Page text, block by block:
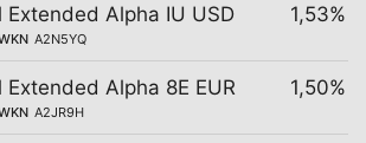
Extended Alpha IU USD
A2N5YQ
1,53%
Alpha 8E EUR
A2JR9H
1,50%